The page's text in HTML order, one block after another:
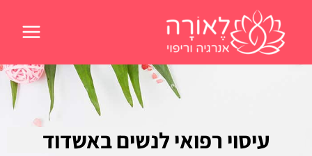
עיסוי רפואי לנשים באשדוד